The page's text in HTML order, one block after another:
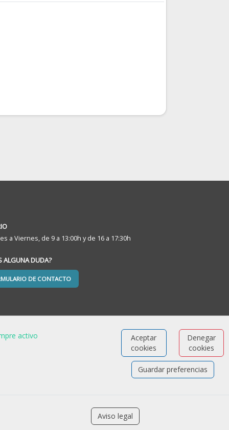
a Viernes, de 9 a 13:00h y de 16 a 17:30h
ALGUNA DUDA?
DE CONTACTO
Software para las Agencias de colocación
activo
Aceptar
cookies
Denegar
cookies
Guardar preferencias
Aviso legal